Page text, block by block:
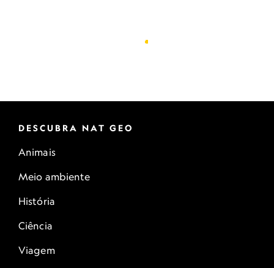
DESCUBRA NAT GEO
Animais
Meio ambiente
História
Ciência
Viagem